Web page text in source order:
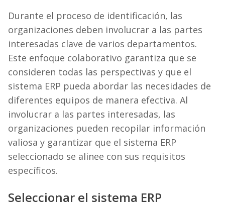
Durante el proceso de identificación, las
organizaciones deben involucrar a las partes
interesadas clave de varios departamentos.
Este enfoque colaborativo garantiza que se
consideren todas las perspectivas y que el
sistema ERP pueda abordar las necesidades de
diferentes equipos de manera efectiva. Al
involucrar a las partes interesadas, las
organizaciones pueden recopilar información
valiosa y garantizar que el sistema ERP
seleccionado se alinee con sus requisitos
específicos.
Seleccionar el sistema ERP